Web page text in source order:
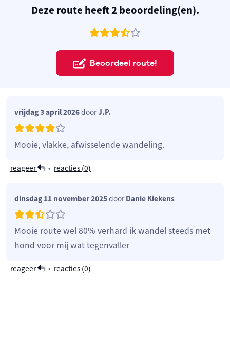
Deze route heeft 2 beoordeling(en).
Beoordeel route!
vrijdag 3 april 2026doorJ.P.
Mooie, vlakke, afwisselende wandeling.
reageer • reacties (0)
dinsdag 11 november 2025doorDanie Kiekens
Mooie route wel 80% verhard ik wandel steeds met
hond voor mij wat tegenvaller
reageer • reacties (0)